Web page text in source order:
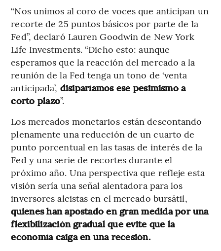
“Nos unimos al coro de voces que anticipan un
recorte de 25 puntos básicos por parte de la
Fed”, declaró Lauren Goodwin de New York
Life Investments. “Dicho esto: aunque
esperamos que la reacción del mercado a la
reunión de la Fed tenga un tono de ‘venta
anticipada’, disiparíamos ese pesimismo a
corto plazo”.
Los mercados monetarios están descontando
plenamente una reducción de un cuarto de
punto porcentual en las tasas de interés de la
Fed y una serie de recortes durante el
próximo año. Una perspectiva que refleje esta
visión sería una señal alentadora para los
inversores alcistas en el mercado bursátil,
quienes han apostado en gran medida por una
flexibilización gradual que evite que la
economía caiga en una recesión.